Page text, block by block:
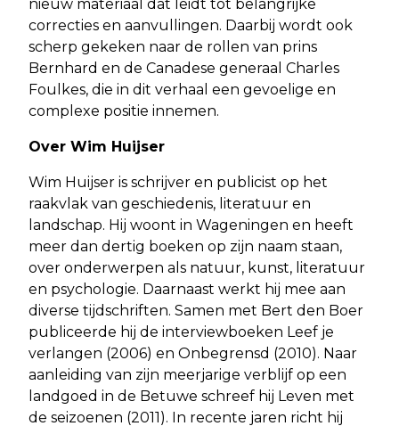
nieuw materiaal dat leidt tot belangrijke
correcties en aanvullingen. Daarbij wordt ook
scherp gekeken naar de rollen van prins
Bernhard en de Canadese generaal Charles
Foulkes, die in dit verhaal een gevoelige en
complexe positie innemen.
Over Wim Huijser
Wim Huijser is schrijver en publicist op het
raakvlak van geschiedenis, literatuur en
landschap. Hij woont in Wageningen en heeft
meer dan dertig boeken op zijn naam staan,
over onderwerpen als natuur, kunst, literatuur
en psychologie. Daarnaast werkt hij mee aan
diverse tijdschriften. Samen met Bert den Boer
publiceerde hij de interviewboeken Leef je
verlangen (2006) en Onbegrensd (2010). Naar
aanleiding van zijn meerjarige verblijf op een
landgoed in de Betuwe schreef hij Leven met
de seizoenen (2011). In recente jaren richt hij